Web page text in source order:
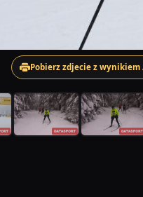
Pobierz zdjecie z